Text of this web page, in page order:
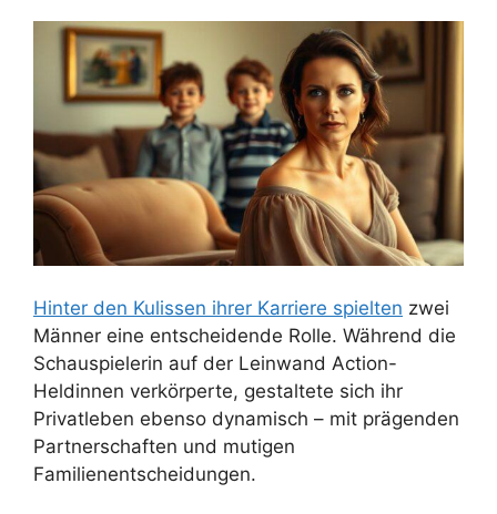
Hinter den Kulissen ihrer Karriere spielten zwei
Männer eine entscheidende Rolle. Während die
Schauspielerin auf der Leinwand Action-
Heldinnen verkörperte, gestaltete sich ihr
Privatleben ebenso dynamisch – mit prägenden
Partnerschaften und mutigen
Familienentscheidungen.